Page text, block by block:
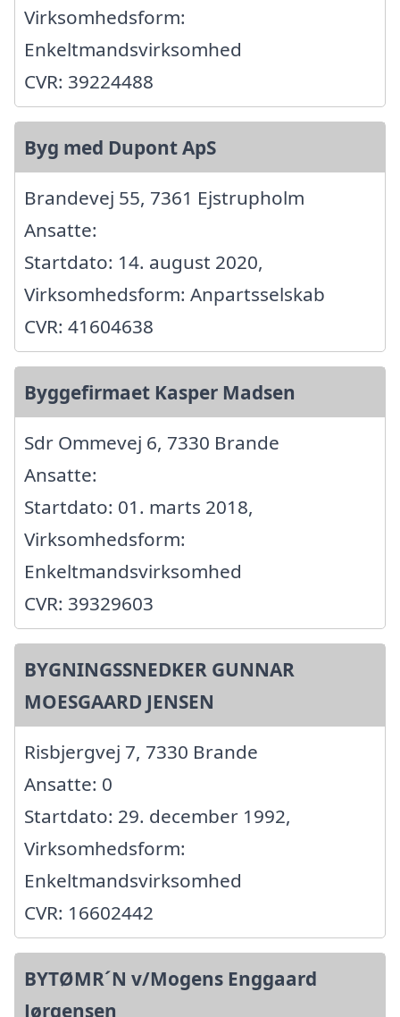
Virksomhedsform:
Enkeltmandsvirksomhed
CVR: 39224488
Byg med Dupont ApS
Brandevej 55, 7361 Ejstrupholm
Ansatte:
Startdato: 14. august 2020,
Virksomhedsform: Anpartsselskab
CVR: 41604638
Byggefirmaet Kasper Madsen
Sdr Ommevej 6, 7330 Brande
Ansatte:
Startdato: 01. marts 2018,
Virksomhedsform:
Enkeltmandsvirksomhed
CVR: 39329603
BYGNINGSSNEDKER GUNNAR
MOESGAARD JENSEN
Risbjergvej 7, 7330 Brande
Ansatte: 0
Startdato: 29. december 1992,
Virksomhedsform:
Enkeltmandsvirksomhed
CVR: 16602442
BYTØMR´N v/Mogens Enggaard
Jørgensen